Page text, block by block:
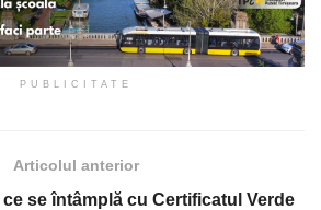
PUBLICITATE
Articolul anterior
se întâmplă cu Certificatul Verde